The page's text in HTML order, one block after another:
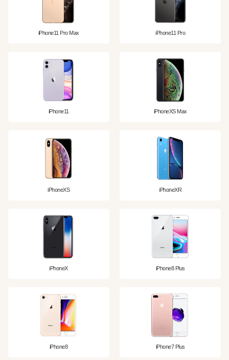
iPhone11 Pro Max iPhone11 Pro
iPhone11 iPhoneXS Max
iPhoneXS iPhoneXR
iPhoneX iPhone8 Plus
iPhone8 iPhone7 Plus